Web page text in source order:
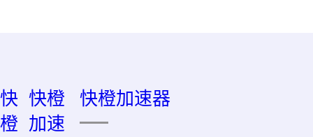
快
橙
快橙
加速
快橙加速器